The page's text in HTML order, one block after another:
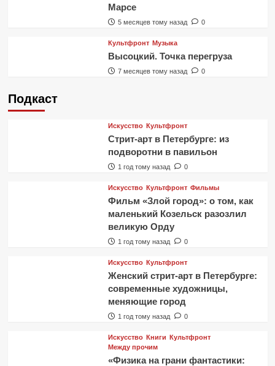
Марсе
5 месяцев тому назад 0
Культфронт Музыка
Высоцкий. Точка перегруза
7 месяцев тому назад 0
Подкаст
Искусство Культфронт
Стрит-арт в Петербурге: из
подворотни в павильон
1 год тому назад 0
Искусство Культфронт Фильмы
Фильм «Злой город»: о том, как
маленький Козельск разозлил
великую Орду
1 год тому назад 0
Искусство Культфронт
Женский стрит-арт в Петербурге:
современные художницы,
меняющие город
1 год тому назад 0
Искусство Книги Культфронт
Между прочим
«Физика на грани фантастики: